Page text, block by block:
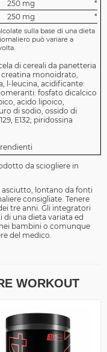
250 mg
*
250 mg *
sulla base di una dieta
può variare a
di cereali da panetteria
monoidrato,
l-leucina, acidificante:
fosfato dicalcico
acido lipoico,
di sodio, ossido di
E132; piridossina
da sciogliere in
lontano da fonti
consigliate. Tenere
tre anni. Gli integratori
una dieta variata ed
bambini o comunque
del medico.
WORKOUT